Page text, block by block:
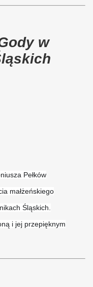
w
Pełków
Śląskich.
i jej przepięknym